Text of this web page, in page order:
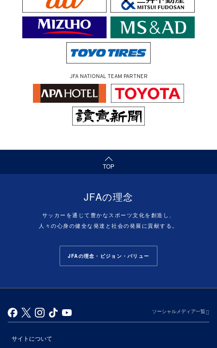
JFA NATIONAL TEAM PARTNER
TOP
（ページの先頭へ）
JFAの理念
サッカーを通じて豊かなスポーツ文化を創造し、
人々の心身の健全な発達と社会の発展に貢献する。
JFAの理念・ビジョン・バリュー
ソーシャルメディア一覧
サイトについて